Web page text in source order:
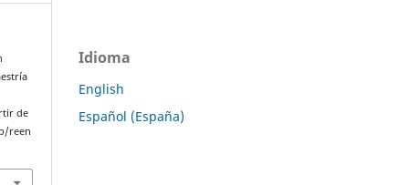
de
reen
Idioma
English
Español (España)